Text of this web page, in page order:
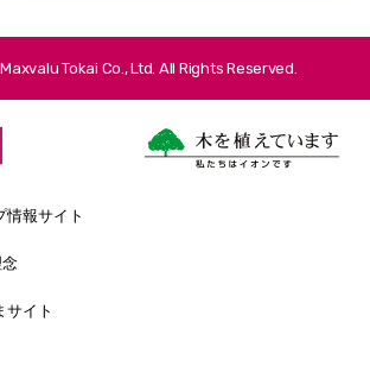
Tokai Co., Ltd. All Rights Reserved.
情報サイト
サイト